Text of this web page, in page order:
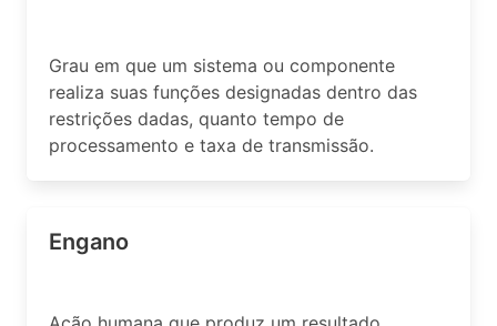
Grau em que um sistema ou componente
realiza suas funções designadas dentro das
restrições dadas, quanto tempo de
processamento e taxa de transmissão.
Engano